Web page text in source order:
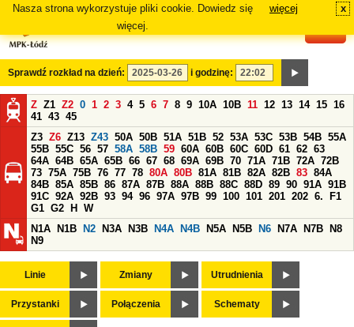
Nasza strona wykorzystuje pliki cookie. Dowiedz się
więcej.
więcej x
Sprawdź rozkład na dzień: i godzinę:
Z Z1 Z2 0 1 2 3 4 5 6 7 8 9 10A 10B 11 12 13 14 15 16
41 43 45
Z3 Z6 Z13 Z43 50A 50B 51A 51B 52 53A 53C 53B 54B 55A
55B 55C 56 57 58A 58B 59 60A 60B 60C 60D 61 62 63
64A 64B 65A 65B 66 67 68 69A 69B 70 71A 71B 72A 72B
73 75A 75B 76 77 78 80A 80B 81A 81B 82A 82B 83 84A
84B 85A 85B 86 87A 87B 88A 88B 88C 88D 89 90 91A 91B
91C 92A 92B 93 94 96 97A 97B 99 100 101 201 202 6.
F1
G1 G2 H
W
N1A
N1B N2 N3A N3B N4A N4B N5A N5B N6 N7A N7B
N8
N9
Linie Zmiany Utrudnienia
Przystanki Połączenia Schematy